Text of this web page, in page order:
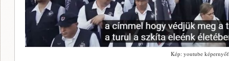
Kép: youtube